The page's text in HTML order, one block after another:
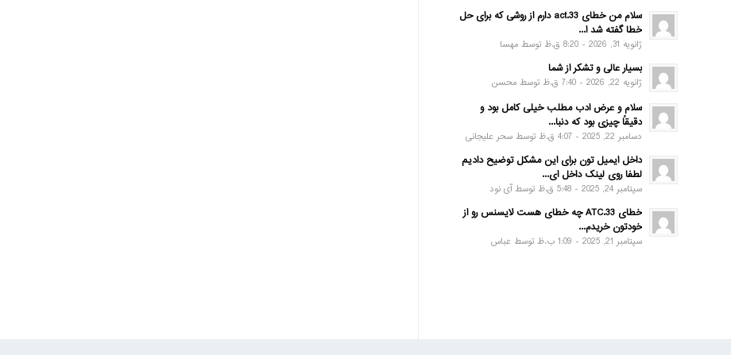
سلام من خطای act.33 دارم از روشی که برای حل
خطا گفته شد ا...
ژانویه 31, 2026 - 8:20 ق.ظ توسط مهسا
بسیار عالی و تشکر از شما
ژانویه 22, 2026 - 7:40 ق.ظ توسط محسن
سلام و عرض ادب مطلب خیلی کامل بود و
دقیقاً چیزی بود که دنبا...
دسامبر 22, 2025 - 4:07 ق.ظ توسط سحر علیجانی
داخل ایمیل تون برای این مشکل توضیح دادیم
لطفا روی لینک داخل ای...
سپتامبر 24, 2025 - 5:48 ق.ظ توسط آی نود
خطای ATC.33 چه خطای هست لایسنس رو از
خودتون خریدم...
سپتامبر 21, 2025 - 1:09 ب.ظ توسط عباس